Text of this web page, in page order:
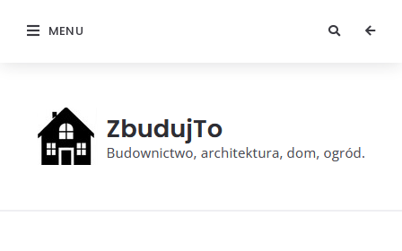
MENU